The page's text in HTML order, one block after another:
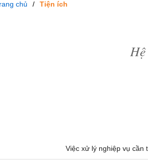
chủ Tiện ích
Việc xử lý nghiệp vụ cần